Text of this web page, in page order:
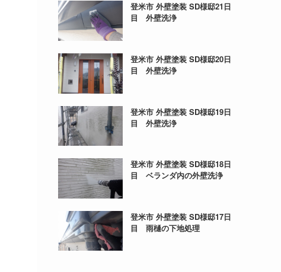
登米市 外壁塗装 SD様邸21日
目 外壁洗浄
登米市 外壁塗装 SD様邸20日
目 外壁洗浄
登米市 外壁塗装 SD様邸19日
目 外壁洗浄
登米市 外壁塗装 SD様邸18日
目 ベランダ内の外壁洗浄
登米市 外壁塗装 SD様邸17日
目 雨樋の下地処理